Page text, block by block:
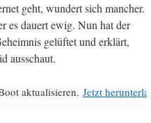
geht, wundert sich mancher.
es dauert ewig. Nun hat der
gelüftet und erklärt,
ausschaut.
aktualisieren. Jetzt